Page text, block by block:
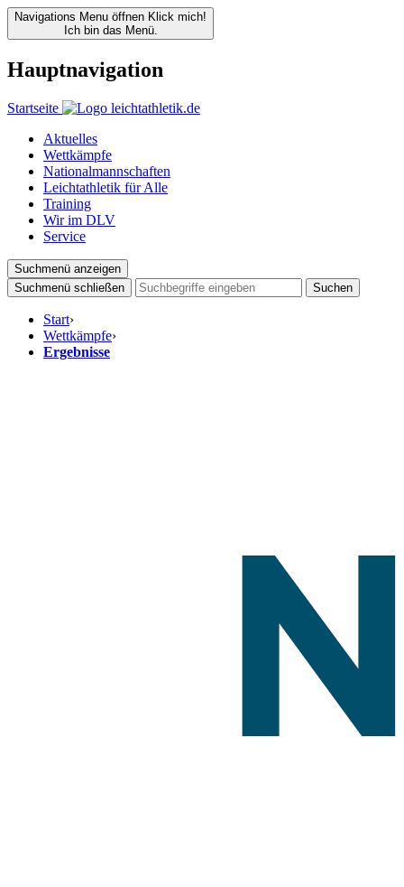
Navigations Menu öffnen Klick mich!
Ich bin das Menü.
Hauptnavigation
Startseite
Aktuelles
Wettkämpfe
Nationalmannschaften
Leichtathletik für Alle
Training
Wir im DLV
Service
Suchmenü anzeigen
Suchmenü schließen
Suchen
Start›
Wettkämpfe›
Ergebnisse